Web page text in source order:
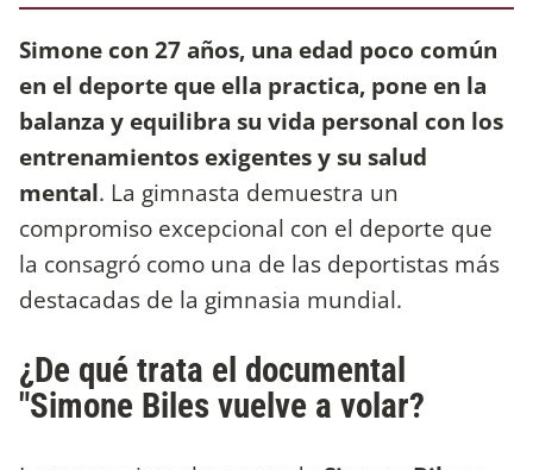
Simone con 27 años, una edad poco común
en el deporte que ella practica, pone en la
balanza y equilibra su vida personal con los
entrenamientos exigentes y su salud
mental. La gimnasta demuestra un
compromiso excepcional con el deporte que
la consagró como una de las deportistas más
destacadas de la gimnasia mundial.
¿De qué trata el documental
"Simone Biles vuelve a volar?